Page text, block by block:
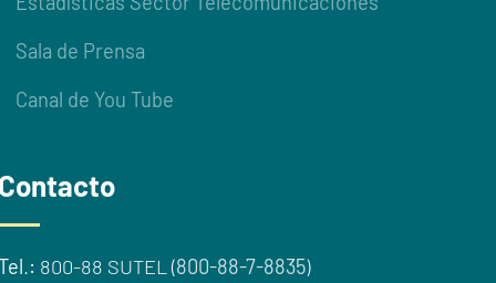
Sala de Prensa
Canal de You Tube
.: 800-88 SUTEL (800-88-7-8835)